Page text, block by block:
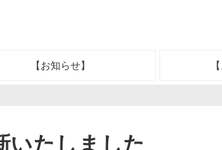
【お知らせ】
いたしました